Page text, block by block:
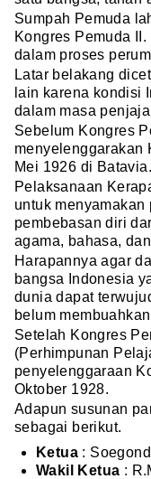
Sumpah Pemuda
Kongres Pemuda
dalam proses
Latar belakang
lain karena kondisi
dalam masa
Sebelum Kongres
menyelenggarakan
Mei 1926 di Batavia.
Pelaksanaan
untuk menyamakan
pembebasan diri
agama, bahasa,
Harapannya agar
bangsa Indonesia
dunia dapat
belum
Setelah Kongres
(Perhimpunan
penyelenggaraan
Oktober 1928.
Adapun susunan
sebagai berikut.
Ketua :
Wakil Ketua :